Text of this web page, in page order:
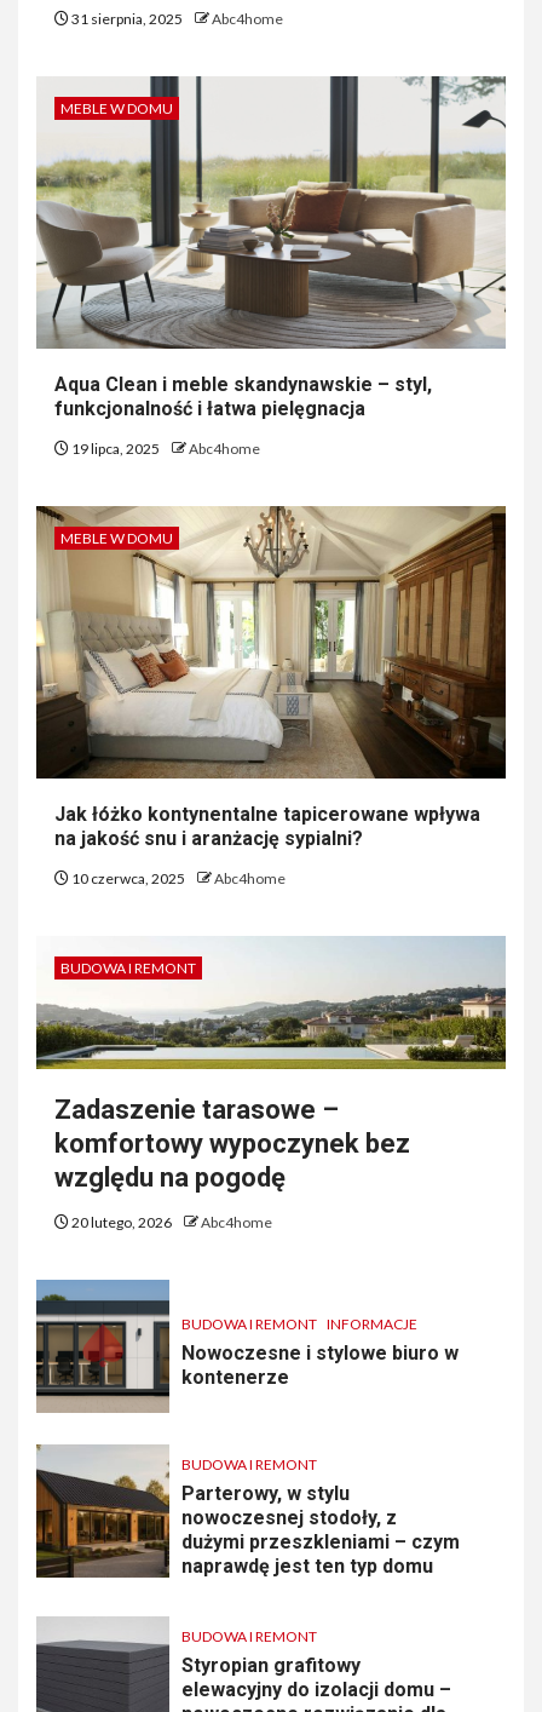
31 sierpnia, 2025 Abc4home
MEBLE W DOMU
Aqua Clean i meble skandynawskie – styl,
funkcjonalność i łatwa pielęgnacja
19 lipca, 2025 Abc4home
MEBLE W DOMU
Jak łóżko kontynentalne tapicerowane wpływa
na jakość snu i aranżację sypialni?
10 czerwca, 2025 Abc4home
BUDOWA I REMONT
Zadaszenie tarasowe –
komfortowy wypoczynek bez
względu na pogodę
20 lutego, 2026 Abc4home
BUDOWA I REMONT INFORMACJE
Nowoczesne i stylowe biuro w
kontenerze
BUDOWA I REMONT
Parterowy, w stylu
nowoczesnej stodoły, z
dużymi przeszkleniami – czym
naprawdę jest ten typ domu
BUDOWA I REMONT
Styropian grafitowy
elewacyjny do izolacji domu –